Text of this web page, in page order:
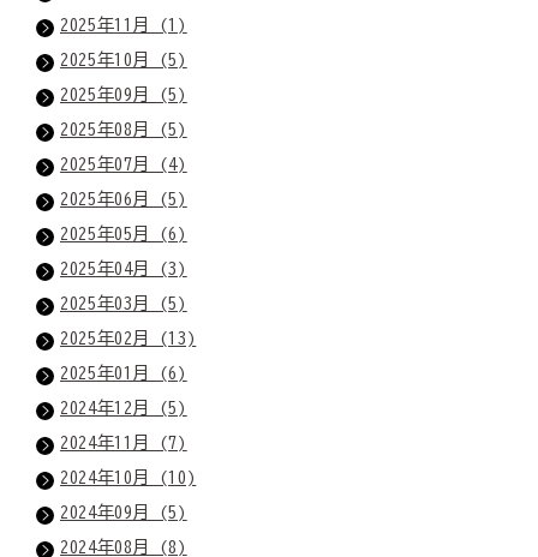
2025年11月 (1)
2025年10月 (5)
2025年09月 (5)
2025年08月 (5)
2025年07月 (4)
2025年06月 (5)
2025年05月 (6)
2025年04月 (3)
2025年03月 (5)
2025年02月 (13)
2025年01月 (6)
2024年12月 (5)
2024年11月 (7)
2024年10月 (10)
2024年09月 (5)
2024年08月 (8)